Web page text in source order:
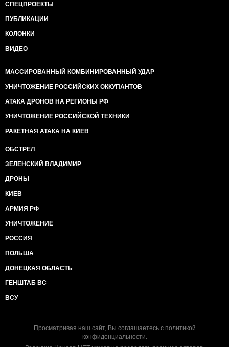
СПЕЦПРОЕКТЫ
ПУБЛИКАЦИИ
КОЛОНКИ
ВИДЕО
МАССИРОВАННЫЙ КОМБИНИРОВАННЫЙ УДАР
УНИЧТОЖЕНИЕ РОССИЙСКИХ ОККУПАНТОВ
АТАКА ДРОНОВ НА РЕГИОНЫ РФ
УНИЧТОЖЕНИЕ РОССИЙСКОЙ ТЕХНИКИ
РАКЕТНАЯ АТАКА НА КИЕВ
ОБСТРЕЛ
ЗЕЛЕНСКИЙ ВЛАДИМИР
ДРОНЫ
КИЕВ
АРМИЯ РФ
УНИЧТОЖЕНИЕ
РОССИЯ
ПОЛЬША
ДОНЕЦКАЯ ОБЛАСТЬ
ГЕНШТАБ ВС
ВСУ
Просматривая наш сайт, Вы соглашаетесь с политикой
конфиденциальности.